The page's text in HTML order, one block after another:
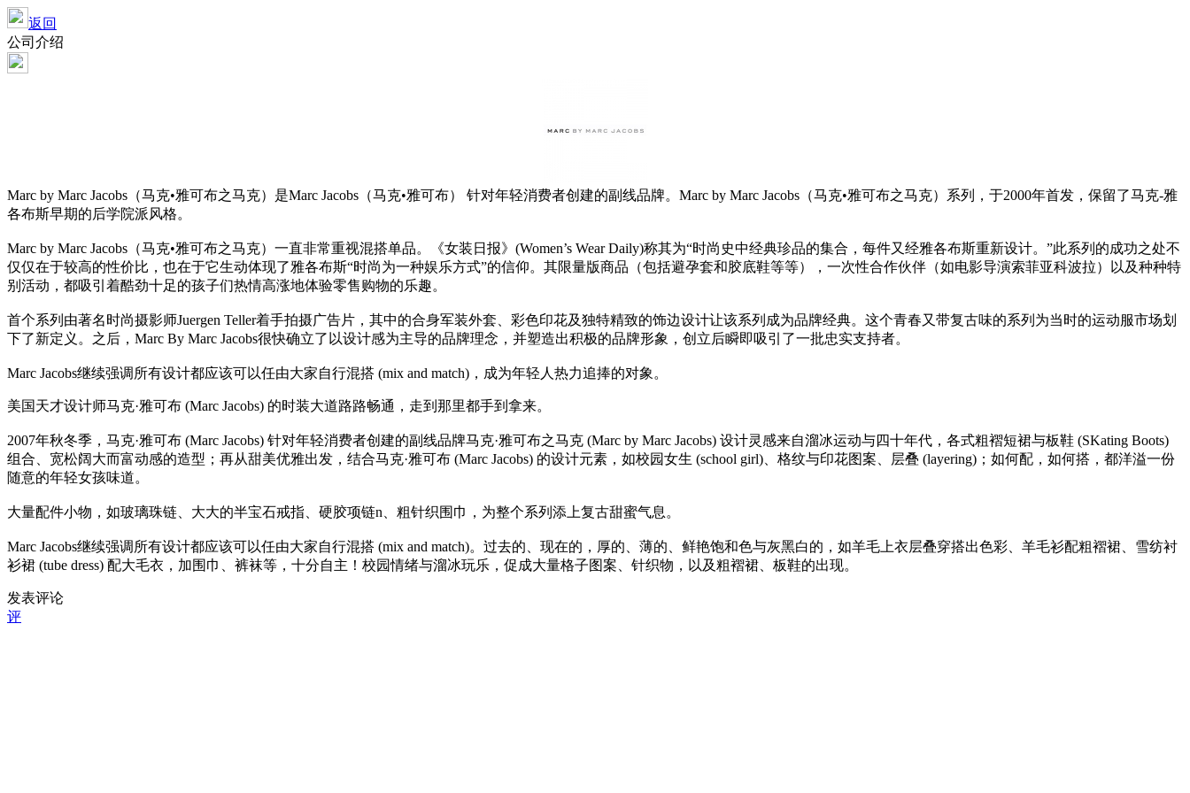
返回
公司介绍
Marc by Marc Jacobs（马克•雅可布之马克）是Marc Jacobs（马克•雅可布） 针对年轻消费者创建的副线品牌。Marc by Marc Jacobs（马克•雅可布之马克）系列，于2000年首发，保留了马克-雅
各布斯早期的后学院派风格。
Marc by Marc Jacobs（马克•雅可布之马克）一直非常重视混搭单品。《女装日报》(Women’s Wear Daily)称其为“时尚史中经典珍品的集合，每件又经雅各布斯重新设计。”此系列的成功之处不
仅仅在于较高的性价比，也在于它生动体现了雅各布斯“时尚为一种娱乐方式”的信仰。其限量版商品（包括避孕套和胶底鞋等等），一次性合作伙伴（如电影导演索菲亚科波拉）以及种种特
别活动，都吸引着酷劲十足的孩子们热情高涨地体验零售购物的乐趣。
首个系列由著名时尚摄影师Juergen Teller着手拍摄广告片，其中的合身军装外套、彩色印花及独特精致的饰边设计让该系列成为品牌经典。这个青春又带复古味的系列为当时的运动服市场划
下了新定义。之后，Marc By Marc Jacobs很快确立了以设计感为主导的品牌理念，并塑造出积极的品牌形象，创立后瞬即吸引了一批忠实支持者。
Marc Jacobs继续强调所有设计都应该可以任由大家自行混搭 (mix and match)，成为年轻人热力追捧的对象。
美国天才设计师马克·雅可布 (Marc Jacobs) 的时装大道路路畅通，走到那里都手到拿来。
2007年秋冬季，马克·雅可布 (Marc Jacobs) 针对年轻消费者创建的副线品牌马克·雅可布之马克 (Marc by Marc Jacobs) 设计灵感来自溜冰运动与四十年代，各式粗褶短裙与板鞋 (SKating Boots)
组合、宽松阔大而富动感的造型；再从甜美优雅出发，结合马克·雅可布 (Marc Jacobs) 的设计元素，如校园女生 (school girl)、格纹与印花图案、层叠 (layering)；如何配，如何搭，都洋溢一份
随意的年轻女孩味道。
大量配件小物，如玻璃珠链、大大的半宝石戒指、硬胶项链n、粗针织围巾，为整个系列添上复古甜蜜气息。
Marc Jacobs继续强调所有设计都应该可以任由大家自行混搭 (mix and match)。过去的、现在的，厚的、薄的、鲜艳饱和色与灰黑白的，如羊毛上衣层叠穿搭出色彩、羊毛衫配粗褶裙、雪纺衬
衫裙 (tube dress) 配大毛衣，加围巾、裤袜等，十分自主！校园情绪与溜冰玩乐，促成大量格子图案、针织物，以及粗褶裙、板鞋的出现。
发表评论
评